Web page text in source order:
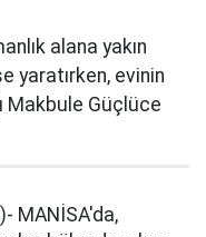
alana yakın
yaratırken, evinin
Makbule Güçlüce
MANİSA'da,